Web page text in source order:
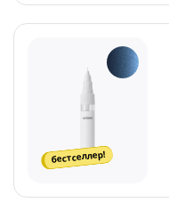
бестселлер!